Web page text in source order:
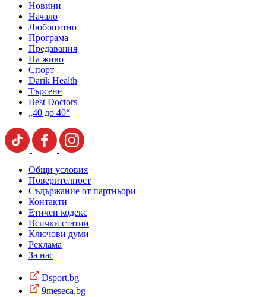
Новини
Начало
Любопитно
Програма
Предавания
На живо
Спорт
Darik Health
Търсене
Best Doctors
„40 до 40“
Общи условия
Поверителност
Съдържание от партньори
Контакти
Етичен кодекс
Всички статии
Ключови думи
Реклама
За нас
Dsport.bg
9meseca.bg